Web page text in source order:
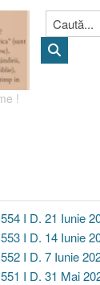
!
I D. 21 Iunie
I D. 14 Iunie
I D. 7 Iunie
I D. 31 Mai